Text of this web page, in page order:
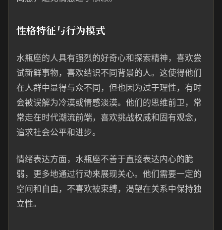
性格特征与行为模式
水瓶座的人具有强烈的好奇心和探索精神，喜欢尝
试新鲜事物，喜欢结识不同背景的人。这使得他们
在人群中显得与众不同，但也因为过于理性，有时
会被误解为冷漠或情感淡漠。他们的思维前卫，常
常走在时代潮流前端，喜欢挑战权威和固有观念，
追求社会公平和进步。
情绪表达方面，水瓶座不善于直接表达内心的脆
弱，更多地通过行动来展现关心。他们需要一定的
空间和自由，不喜欢被束缚，渴望在关系中保持独
立性。